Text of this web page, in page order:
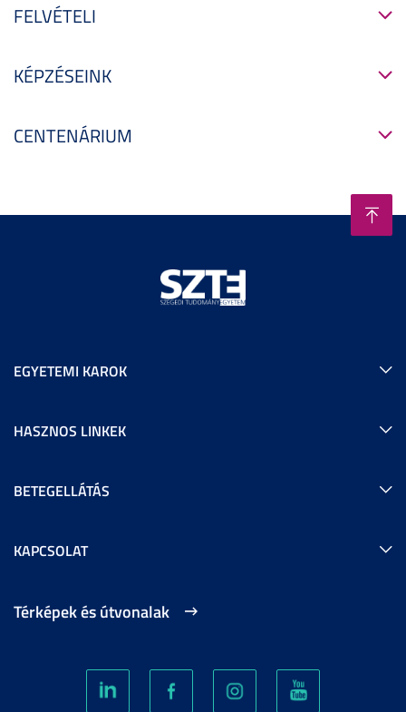
FELVÉTELI
KÉPZÉSEINK
CENTENÁRIUM
EGYETEMI KAROK
HASZNOS LINKEK
BETEGELLÁTÁS
KAPCSOLAT
Térképek és útvonalak